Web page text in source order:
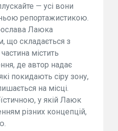
— усі вони
репортажистикою.
Лаюка
що складається з
містить
де автор надає
покидають сіру зону,
на місці.
у якій Лаюк
різних концепцій,